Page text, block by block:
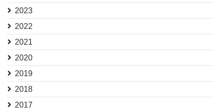
2023
2022
2021
2020
2019
2018
2017